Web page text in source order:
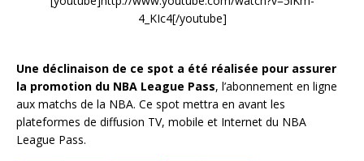
4_KIc4[/youtube]
Une déclinaison de ce spot a été réalisée pour assurer
la promotion du NBA League Pass, l’abonnement en ligne
aux matchs de la NBA. Ce spot mettra en avant les
plateformes de diffusion TV, mobile et Internet du NBA
League Pass.